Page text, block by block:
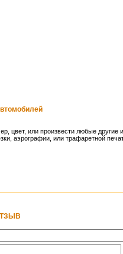
цвет, или произвести любые другие
аэрографии, или трафаретной